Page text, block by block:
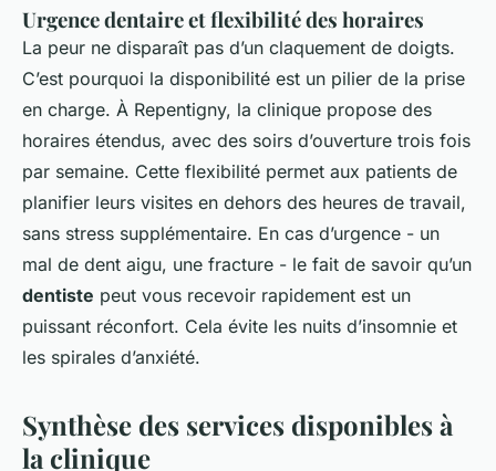
Urgence dentaire et flexibilité des horaires
La peur ne disparaît pas d’un claquement de doigts.
C’est pourquoi la disponibilité est un pilier de la prise
en charge. À Repentigny, la clinique propose des
horaires étendus, avec des soirs d’ouverture trois fois
par semaine. Cette flexibilité permet aux patients de
planifier leurs visites en dehors des heures de travail,
sans stress supplémentaire. En cas d’urgence - un
mal de dent aigu, une fracture - le fait de savoir qu’un
dentiste peut vous recevoir rapidement est un
puissant réconfort. Cela évite les nuits d’insomnie et
les spirales d’anxiété.
Synthèse des services disponibles à
la clinique